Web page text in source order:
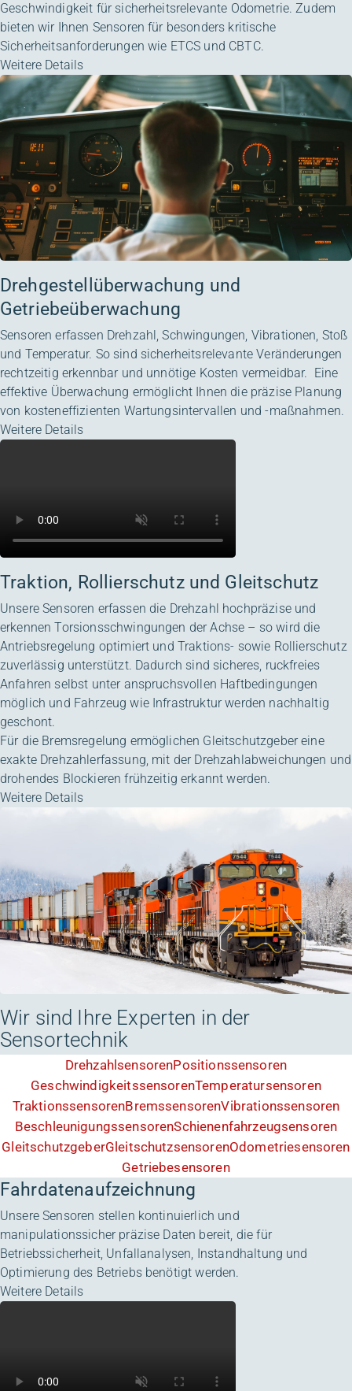
Geschwindigkeit für sicherheitsrelevante Odometrie. Zudem
bieten wir Ihnen Sensoren für besonders kritische
Sicherheitsanforderungen wie ETCS und CBTC.
Weitere Details
Drehgestellüberwachung und
Getriebeüberwachung
Sensoren erfassen Drehzahl, Schwingungen, Vibrationen, Stoß
und Temperatur. So sind sicherheitsrelevante Veränderungen
rechtzeitig erkennbar und unnötige Kosten vermeidbar. Eine
effektive Überwachung ermöglicht Ihnen die präzise Planung
von kosteneffizienten Wartungsintervallen und -maßnahmen.
Weitere Details
Traktion, Rollierschutz und Gleitschutz
Unsere Sensoren erfassen die Drehzahl hochpräzise und
erkennen Torsionsschwingungen der Achse – so wird die
Antriebsregelung optimiert und Traktions- sowie Rollierschutz
zuverlässig unterstützt. Dadurch sind sicheres, ruckfreies
Anfahren selbst unter anspruchsvollen Haftbedingungen
möglich und Fahrzeug wie Infrastruktur werden nachhaltig
geschont.
Für die Bremsregelung ermöglichen Gleitschutzgeber eine
exakte Drehzahlerfassung, mit der Drehzahlabweichungen und
drohendes Blockieren frühzeitig erkannt werden.
Weitere Details
Wir sind Ihre Experten in der
Sensortechnik
DrehzahlsensorenPositionssensoren
GeschwindigkeitssensorenTemperatursensoren
TraktionssensorenBremssensorenVibrationssensoren
BeschleunigungssensorenSchienenfahrzeugsensoren
GleitschutzgeberGleitschutzsensorenOdometriesensoren
Getriebesensoren
Fahrdatenaufzeichnung
Unsere Sensoren stellen kontinuierlich und
manipulationssicher präzise Daten bereit, die für
Betriebssicherheit, Unfallanalysen, Instandhaltung und
Optimierung des Betriebs benötigt werden.
Weitere Details